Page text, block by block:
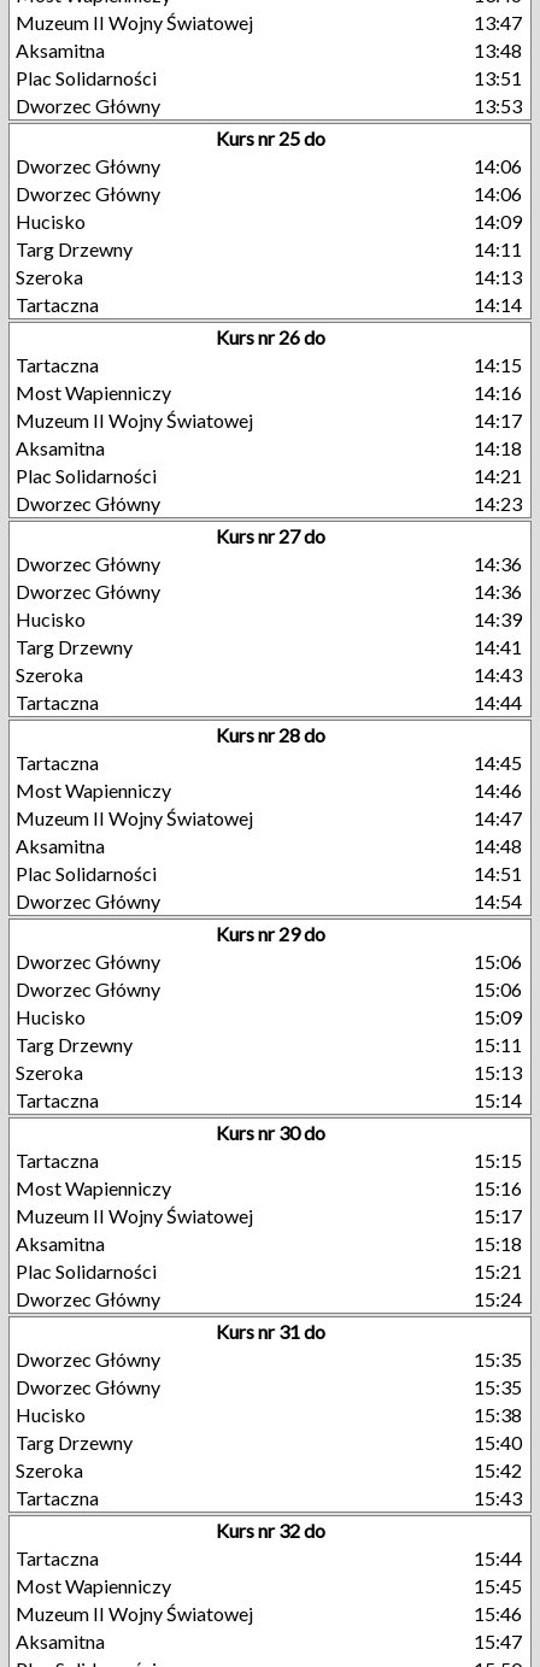
Muzeum II Wojny Światowej
13:47
Aksamitna
13:48
Plac Solidarności
13:51
Dworzec Główny
13:53
Kurs nr 25 do
Dworzec Główny
14:06
Dworzec Główny
14:06
Hucisko
14:09
Targ Drzewny
14:11
Szeroka
14:13
Tartaczna
14:14
Kurs nr 26 do
Tartaczna
14:15
Most Wapienniczy
14:16
Muzeum II Wojny Światowej
14:17
Aksamitna
14:18
Plac Solidarności
14:21
Dworzec Główny
14:23
Kurs nr 27 do
Dworzec Główny
14:36
Dworzec Główny
14:36
Hucisko
14:39
Targ Drzewny
14:41
Szeroka
14:43
Tartaczna
14:44
Kurs nr 28 do
Tartaczna
14:45
Most Wapienniczy
14:46
Muzeum II Wojny Światowej
14:47
Aksamitna
14:48
Plac Solidarności
14:51
Dworzec Główny
14:54
Kurs nr 29 do
Dworzec Główny
15:06
Dworzec Główny
15:06
Hucisko
15:09
Targ Drzewny
15:11
Szeroka
15:13
Tartaczna
15:14
Kurs nr 30 do
Tartaczna
15:15
Most Wapienniczy
15:16
Muzeum II Wojny Światowej
15:17
Aksamitna
15:18
Plac Solidarności
15:21
Dworzec Główny
15:24
Kurs nr 31 do
Dworzec Główny
15:35
Dworzec Główny
15:35
Hucisko
15:38
Targ Drzewny
15:40
Szeroka
15:42
Tartaczna
15:43
Kurs nr 32 do
Tartaczna
15:44
Most Wapienniczy
15:45
Muzeum II Wojny Światowej
15:46
Aksamitna
15:47